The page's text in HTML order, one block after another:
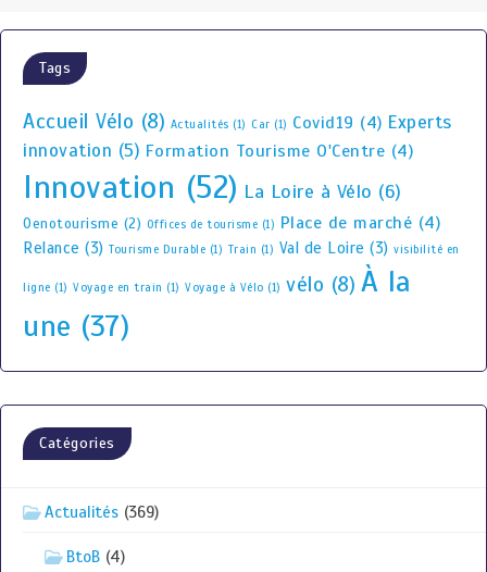
Tags
Accueil Vélo (8) Actualités (1) Car (1) Covid19 (4) Experts
innovation (5) Formation Tourisme O'Centre (4)
Innovation (52) La Loire à Vélo (6)
Oenotourisme (2) Offices de tourisme (1) Place de marché (4)
Relance (3) Tourisme Durable (1) Train (1) Val de Loire (3) visibilité en
ligne (1) Voyage en train (1) Voyage à Vélo (1) vélo (8) À la
une (37)
Catégories
Actualités (369)
BtoB (4)